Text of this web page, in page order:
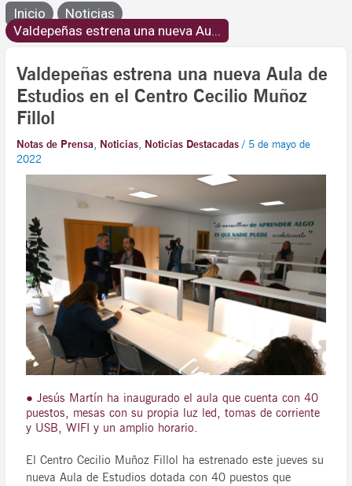
Inicio
Noticias
Valdepeñas estrena una nueva Au...
Valdepeñas estrena una nueva Aula de
Estudios en el Centro Cecilio Muñoz
Fillol
Notas de Prensa, Noticias, Noticias Destacadas / 5 de mayo de
2022
● Jesús Martín ha inaugurado el aula que cuenta con 40
puestos, mesas con su propia luz led, tomas de corriente
y USB, WIFI y un amplio horario.
El Centro Cecilio Muñoz Fillol ha estrenado este jueves su
nueva Aula de Estudios dotada con 40 puestos que